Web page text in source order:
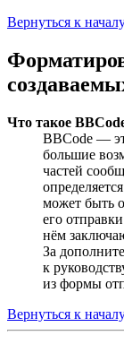
Вернуться к
Что такое
BBCode —
большие
частей
может быть
его
нём
За
к
из формы
Вернуться к